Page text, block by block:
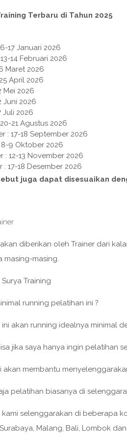
Terbaru di Tahun 2025
17 Januari 2026
14 Februari 2026
Maret 2026
April 2026
Mei 2026
Juni 2026
Juli 2026
21 Agustus 2026
: 17-18 September 2026
9 Oktober 2026
: 12-13 November 2026
: 17-18 Desember 2026
juga dapat disesuaikan
diberikan oleh Trainer dari
masing-masing.
Training
running pelatihan ini ?
ini akan running idealnya minimal
jika saya hanya ingin pelatihan
akan membantu
pelatihan biasanya di
kami selenggarakan di beberapa
Malang, Bali, Lombok